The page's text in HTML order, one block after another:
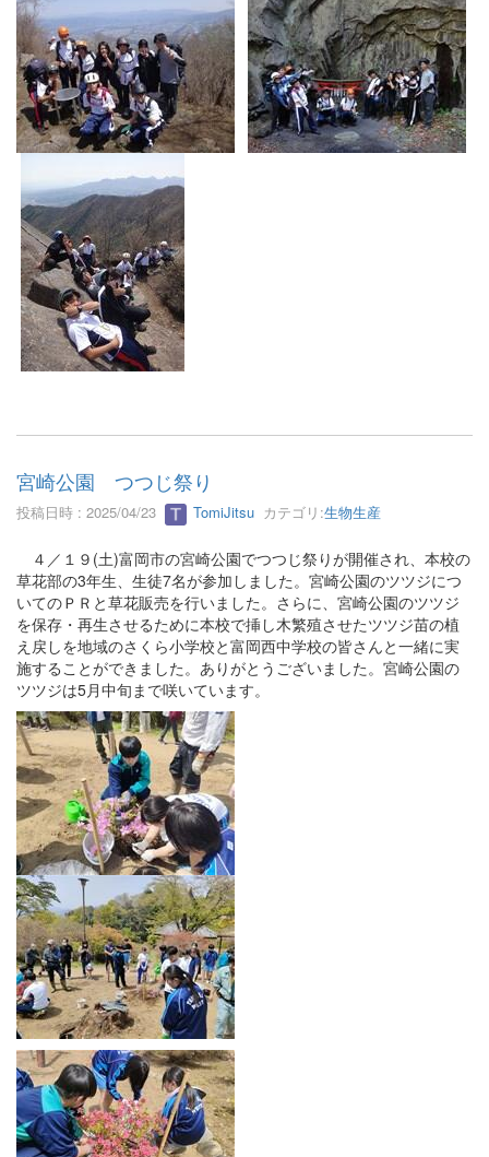
宮崎公園 つつじ祭り
投稿日時 : 2025/04/23 TomiJitsu カテゴリ:生物生産
４／１９(土)富岡市の宮崎公園でつつじ祭りが開催され、本校の
草花部の3年生、生徒7名が参加しました。宮崎公園のツツジにつ
いてのＰＲと草花販売を行いました。さらに、宮崎公園のツツジ
を保存・再生させるために本校で挿し木繁殖させたツツジ苗の植
え戻しを地域のさくら小学校と富岡西中学校の皆さんと一緒に実
施することができました。ありがとうございました。宮崎公園の
ツツジは5月中旬まで咲いています。